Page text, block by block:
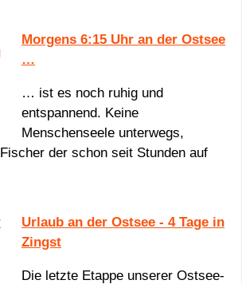
Morgens 6:15 Uhr an der Ostsee
…
… ist es noch ruhig und
entspannend. Keine
Menschenseele unterwegs,
der schon seit Stunden auf
Urlaub an der Ostsee - 4 Tage in
Zingst
Die letzte Etappe unserer Ostsee-